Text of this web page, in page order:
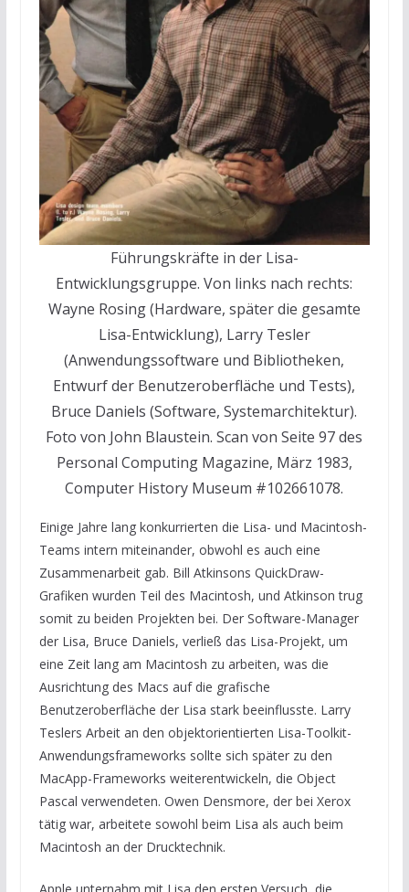
Führungskräfte in der Lisa-
Entwicklungsgruppe. Von links nach rechts:
Wayne Rosing (Hardware, später die gesamte
Lisa-Entwicklung), Larry Tesler
(Anwendungssoftware und Bibliotheken,
Entwurf der Benutzeroberfläche und Tests),
Bruce Daniels (Software, Systemarchitektur).
Foto von John Blaustein. Scan von Seite 97 des
Personal Computing Magazine, März 1983,
Computer History Museum #102661078.
Einige Jahre lang konkurrierten die Lisa- und Macintosh-
Teams intern miteinander, obwohl es auch eine
Zusammenarbeit gab. Bill Atkinsons QuickDraw-
Grafiken wurden Teil des Macintosh, und Atkinson trug
somit zu beiden Projekten bei. Der Software-Manager
der Lisa, Bruce Daniels, verließ das Lisa-Projekt, um
eine Zeit lang am Macintosh zu arbeiten, was die
Ausrichtung des Macs auf die grafische
Benutzeroberfläche der Lisa stark beeinflusste. Larry
Teslers Arbeit an den objektorientierten Lisa-Toolkit-
Anwendungsframeworks sollte sich später zu den
MacApp-Frameworks weiterentwickeln, die Object
Pascal verwendeten. Owen Densmore, der bei Xerox
tätig war, arbeitete sowohl beim Lisa als auch beim
Macintosh an der Drucktechnik.
Apple unternahm mit Lisa den ersten Versuch, die